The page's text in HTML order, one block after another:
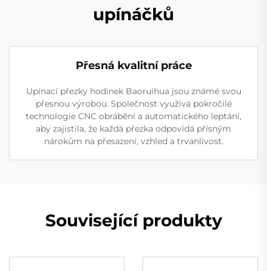
upínáčků
Přesná kvalitní práce
Upínací přezky hodinek Baoruihua jsou známé svou
přesnou výrobou. Společnost využívá pokročilé
technologie CNC obrábění a automatického leptání,
aby zajistila, že každá přezka odpovídá přísným
nárokům na přesazení, vzhled a trvanlivost.
Související produkty